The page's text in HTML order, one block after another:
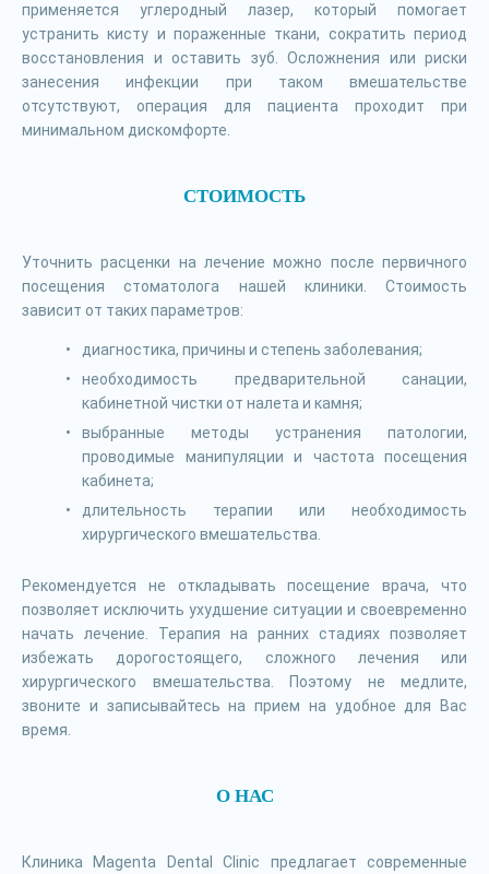
применяется углеродный лазер, который помогает
устранить кисту и пораженные ткани, сократить период
восстановления и оставить зуб. Осложнения или риски
занесения инфекции при таком вмешательстве
отсутствуют, операция для пациента проходит при
минимальном дискомфорте.
СТОИМОСТЬ
Уточнить расценки на лечение можно после первичного
посещения стоматолога нашей клиники. Стоимость
зависит от таких параметров:
диагностика, причины и степень заболевания;
необходимость предварительной санации,
кабинетной чистки от налета и камня;
выбранные методы устранения патологии,
проводимые манипуляции и частота посещения
кабинета;
длительность терапии или необходимость
хирургического вмешательства.
Рекомендуется не откладывать посещение врача, что
позволяет исключить ухудшение ситуации и своевременно
начать лечение. Терапия на ранних стадиях позволяет
избежать дорогостоящего, сложного лечения или
хирургического вмешательства. Поэтому не медлите,
звоните и записывайтесь на прием на удобное для Вас
время.
О НАС
Клиника Magenta Dental Clinic предлагает современные